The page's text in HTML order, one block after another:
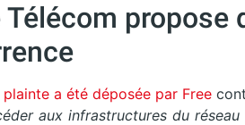
Télécom propose
plainte a été déposée par Free
aux infrastructures du